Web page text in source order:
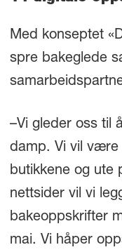
Med konseptet
spre bakeglede
–Vi gleder oss til
damp. Vi vil være
butikkene og ute
nettsider vil vi
bakeoppskrifter
mai. Vi håper